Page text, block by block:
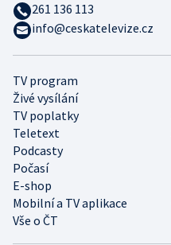
TV program
Živé vysílání
TV poplatky
Teletext
Podcasty
Počasí
E-shop
Mobilní a TV aplikace
Vše o ČT
261 136 113
info@ceskatelevize.cz